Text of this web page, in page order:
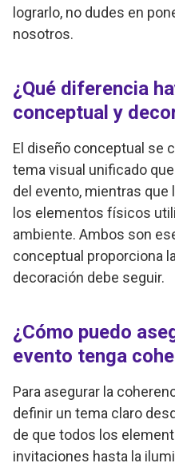
lograrlo, no dudes en
nosotros.
¿Qué diferencia
conceptual y
El diseño conceptual se
tema visual unificado
del evento, mientras que
los elementos físicos
ambiente. Ambos son
conceptual proporciona
decoración debe seguir.
¿Cómo puedo
evento tenga
Para asegurar la
definir un tema claro
de que todos los
invitaciones hasta la